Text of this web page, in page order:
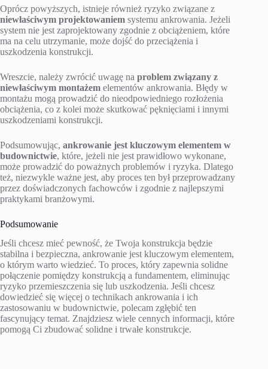
Oprócz powyższych, istnieje również ryzyko związane z
niewłaściwym projektowaniem systemu ankrowania. Jeżeli
system nie jest zaprojektowany zgodnie z obciążeniem, które
ma na celu utrzymanie, może dojść do przeciążenia i
uszkodzenia konstrukcji.
Wreszcie, należy zwrócić uwagę na problem związany z
niewłaściwym montażem elementów ankrowania. Błędy w
montażu mogą prowadzić do nieodpowiedniego rozłożenia
obciążenia, co z kolei może skutkować pęknięciami i innymi
uszkodzeniami konstrukcji.
Podsumowując, ankrowanie jest kluczowym elementem w
budownictwie, które, jeżeli nie jest prawidłowo wykonane,
może prowadzić do poważnych problemów i ryzyka. Dlatego
też, niezwykle ważne jest, aby proces ten był przeprowadzany
przez doświadczonych fachowców i zgodnie z najlepszymi
praktykami branżowymi.
Podsumowanie
Jeśli chcesz mieć pewność, że Twoja konstrukcja będzie
stabilna i bezpieczna, ankrowanie jest kluczowym elementem,
o którym warto wiedzieć. To proces, który zapewnia solidne
połączenie pomiędzy konstrukcją a fundamentem, eliminując
ryzyko przemieszczenia się lub uszkodzenia. Jeśli chcesz
dowiedzieć się więcej o technikach ankrowania i ich
zastosowaniu w budownictwie, polecam zgłębić ten
fascynujący temat. Znajdziesz wiele cennych informacji, które
pomogą Ci zbudować solidne i trwałe konstrukcje.